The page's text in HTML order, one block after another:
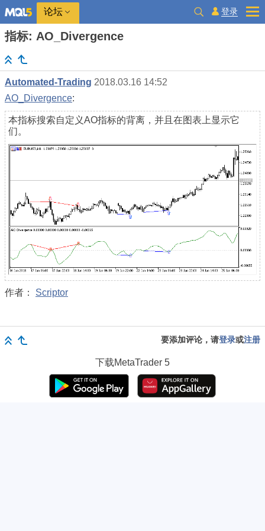
论坛 登录
指标: AO_Divergence
Automated-Trading 2018.03.16 14:52
AO_Divergence:
本指标搜索自定义AO指标的背离，并且在图表上显示它
们。
作者： Scriptor
要添加评论，请登录或注册
下载MetaTrader 5